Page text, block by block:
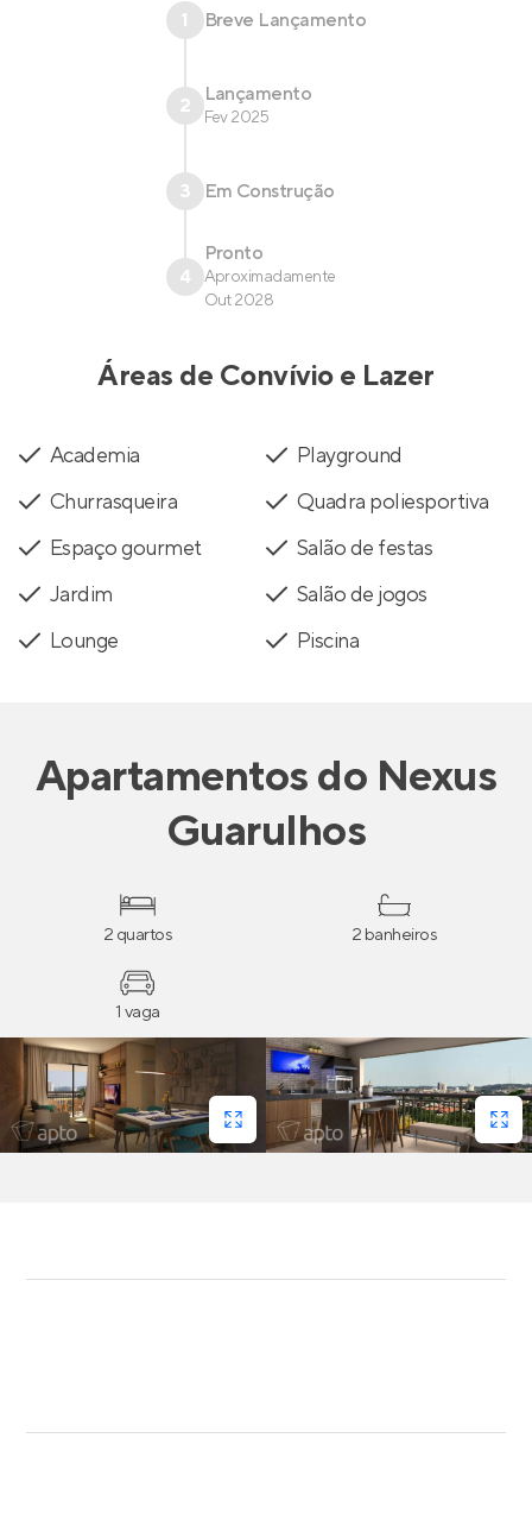
1 Breve Lançamento
2 Lançamento
Fev 2025
3 Em Construção
4
Pronto
Aproximadamente
Out 2028
Áreas de Convívio e Lazer
Academia
Playground
Churrasqueira
Quadra poliesportiva
Espaço gourmet
Salão de festas
Jardim
Salão de jogos
Lounge
Piscina
Apartamentosdo Nexus
Guarulhos
2 quartos 2 banheiros
1 vaga